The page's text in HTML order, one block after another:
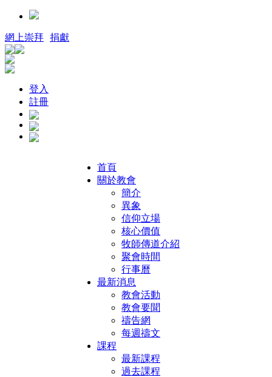
網上崇拜 捐獻
登入
註冊
首頁
關於教會
簡介
異象
信仰立場
核心價值
牧師傳道介紹
聚會時間
行事曆
最新消息
教會活動
教會要聞
禱告網
每週禱文
課程
最新課程
過去課程